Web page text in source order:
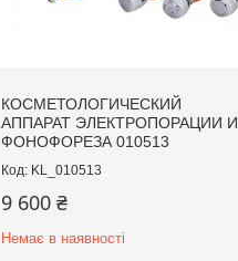
КОСМЕТОЛОГИЧЕСКИЙ
АППАРАТ ЭЛЕКТРОПОРАЦИИ И
ФОНОФОРЕЗА 010513
KL_010513
9 600 ₴
Немає в наявності